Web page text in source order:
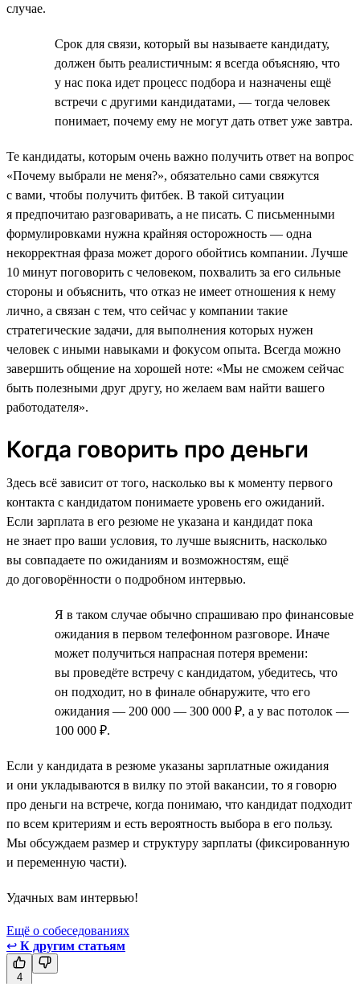
случае.
Срок для связи, который вы называете кандидату,
должен быть реалистичным: я всегда объясняю, что
у нас пока идет процесс подбора и назначены ещё
встречи с другими кандидатами, — тогда человек
понимает, почему ему не могут дать ответ уже завтра.
Те кандидаты, которым очень важно получить ответ на вопрос
«Почему выбрали не меня?», обязательно сами свяжутся
с вами, чтобы получить фитбек. В такой ситуации
я предпочитаю разговаривать, а не писать. С письменными
формулировками нужна крайняя осторожность — одна
некорректная фраза может дорого обойтись компании. Лучше
10 минут поговорить с человеком, похвалить за его сильные
стороны и объяснить, что отказ не имеет отношения к нему
лично, а связан с тем, что сейчас у компании такие
стратегические задачи, для выполнения которых нужен
человек с иными навыками и фокусом опыта. Всегда можно
завершить общение на хорошей ноте: «Мы не сможем сейчас
быть полезными друг другу, но желаем вам найти вашего
работодателя».
Когда говорить про деньги
Здесь всё зависит от того, насколько вы к моменту первого
контакта с кандидатом понимаете уровень его ожиданий.
Если зарплата в его резюме не указана и кандидат пока
не знает про ваши условия, то лучше выяснить, насколько
вы совпадаете по ожиданиям и возможностям, ещё
до договорённости о подробном интервью.
Я в таком случае обычно спрашиваю про финансовые
ожидания в первом телефонном разговоре. Иначе
может получиться напрасная потеря времени:
вы проведёте встречу с кандидатом, убедитесь, что
он подходит, но в финале обнаружите, что его
ожидания — 200 000 — 300 000 ₽, а у вас потолок —
100 000 ₽.
Если у кандидата в резюме указаны зарплатные ожидания
и они укладываются в вилку по этой вакансии, то я говорю
про деньги на встрече, когда понимаю, что кандидат подходит
по всем критериям и есть вероятность выбора в его пользу.
Мы обсуждаем размер и структуру зарплаты (фиксированную
и переменную части).
Удачных вам интервью!
Ещё о собеседованиях
↩ К другим статьям
4